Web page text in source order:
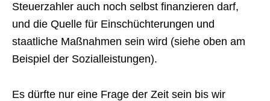
Steuerzahler auch noch selbst finanzieren darf,
und die Quelle für Einschüchterungen und
staatliche Maßnahmen sein wird (siehe oben am
Beispiel der Sozialleistungen).
Es dürfte nur eine Frage der Zeit sein bis wir